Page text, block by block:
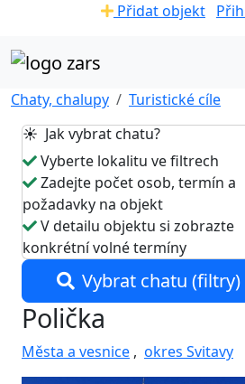
Přidat objekt
Chaty, chalupy
Turistické cíle
☀️ Jak vybrat chatu?
Vyberte lokalitu ve filtrech
Zadejte počet osob, termín a
požadavky na objekt
V detailu objektu si zobrazte
konkrétní volné termíny
Vybrat chatu (filtry)
Polička
Města a vesnice , okres Svitavy